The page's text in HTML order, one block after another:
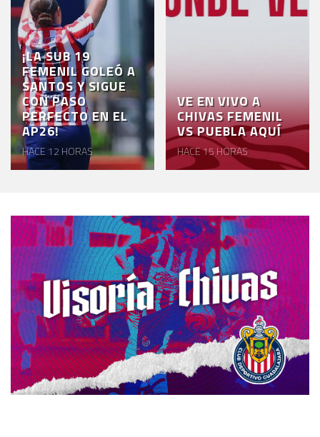
¡LA SUB 19
FEMENIL GOLEÓ A
SANTOS Y SIGUE
CON PASO
PERFECTO EN EL
AP26!
HACE 12 HORAS
VE EN VIVO A
CHIVAS FEMENIL
VS PUEBLA AQUÍ
HACE 15 HORAS